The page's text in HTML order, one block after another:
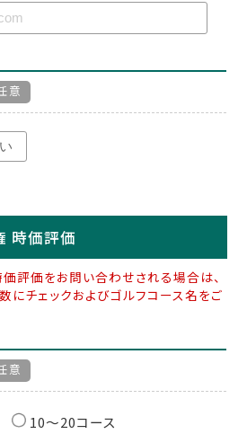
意
時価評価
評価をお問い合わせされる場合は、
にチェックおよびゴルフコース名をご
意
10〜20コース